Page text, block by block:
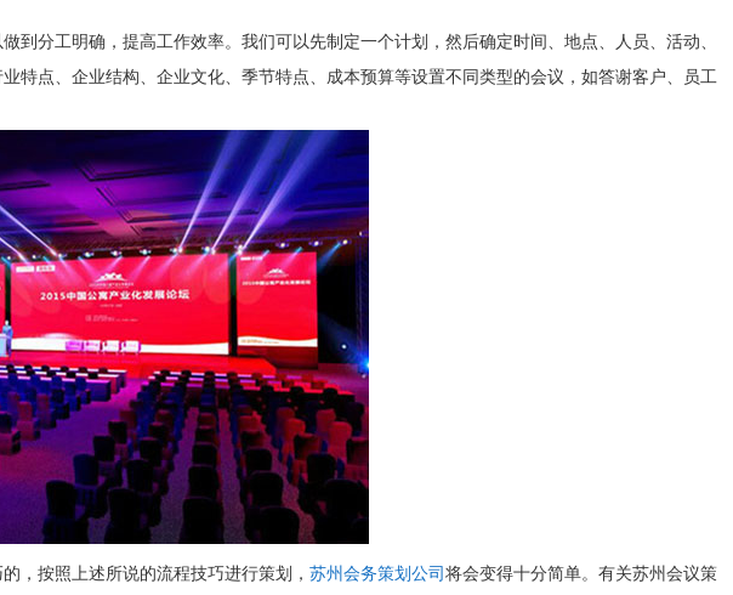
分工明确，提高工作效率。我们可以先制定一个计划，然后确定时间、地点、人员、活动、
特点、企业结构、企业文化、季节特点、成本预算等设置不同类型的会议，如答谢客户、员工
，按照上述所说的流程技巧进行策划， 苏州会务策划公司将会变得十分简单。有关苏州会议策